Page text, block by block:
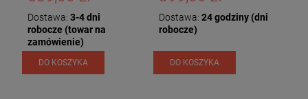
Dostawa: 3-4 dni
robocze (towar na
zamówienie)
DO KOSZYKA
Dostawa: 24 godziny (dni
robocze)
DO KOSZYKA